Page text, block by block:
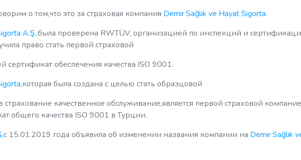
о том,что это за страховая компания Demir Sağlık ve Hayat Sigorta.
A.Ş.,была проверена RWTÜV, организацией по инспекций и
право стать первой страховой
сертификат обеспечения качества ISO 9001.
,которая была создана с целью стать образцовой
качественное обслуживание,является первой страховой
общего качества ISO 9001 в Турции.
с 15.01.2019 года объявила об изменении названия компании на Demir Sağlık